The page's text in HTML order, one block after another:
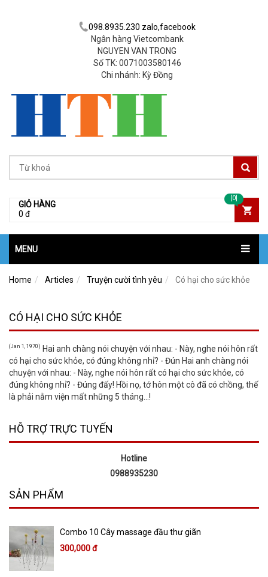
098.8935.230 zalo,facebook
Ngân hàng Vietcombank
NGUYEN VAN TRONG
Số TK: 0071003580146
Chi nhánh: Kỳ Đồng
GIỎ HÀNG
0 đ
[0]
MENU
Home Articles Truyện cười tình yêu Có hại cho sức khỏe
CÓ HẠI CHO SỨC KHỎE
(Jan 1, 1970) Hai anh chàng nói chuyện với nhau: - Này, nghe nói hôn rất
có hại cho sức khỏe, có đúng không nhỉ? - Đún Hai anh chàng nói
chuyện với nhau: - Này, nghe nói hôn rất có hại cho sức khỏe, có
đúng không nhỉ? - Đúng đấy! Hồi nọ, tớ hôn một cô đã có chồng, thế
là phải nằm viện mất những 5 tháng...!
HỖ TRỢ TRỰC TUYẾN
Hotline
0988935230
SẢN PHẨM
Combo 10 Cây massage đầu thư giãn
300,000 đ